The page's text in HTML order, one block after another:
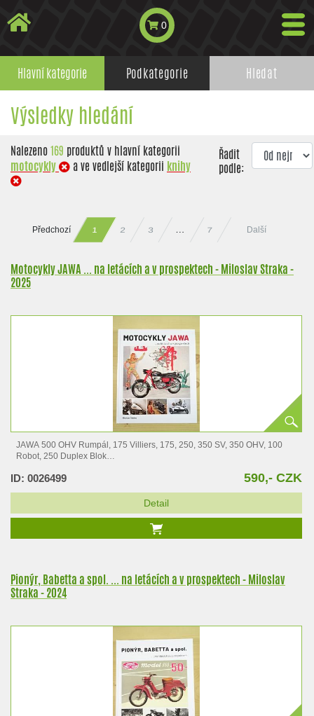
0
Hlavní kategorie Podkategorie Hledat
Výsledky hledání
Nalezeno169 produktů v hlavní kategorii
motocykly
a ve vedlejší kategorii knihy
Řadit
podle:
Předchozí 1 2 3 … 7 Další
Motocykly JAWA ... na letácích a v prospektech - Miloslav Straka -
2025
JAWA 500 OHV Rumpál, 175 Villiers, 175, 250, 350 SV, 350 OHV, 100
Robot, 250 Duplex Blok
ID: 0026499 590,- CZK
Detail
Pionýr, Babetta a spol. ... na letácích a v prospektech - Miloslav
Straka - 2024